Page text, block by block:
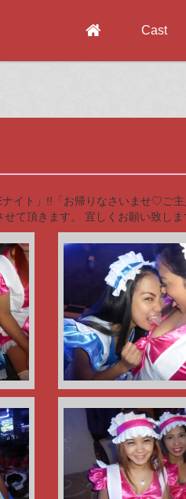
Cast
イト」!!「お帰りなさいませ♡ご
て頂きます。 宜しくお願い致しま